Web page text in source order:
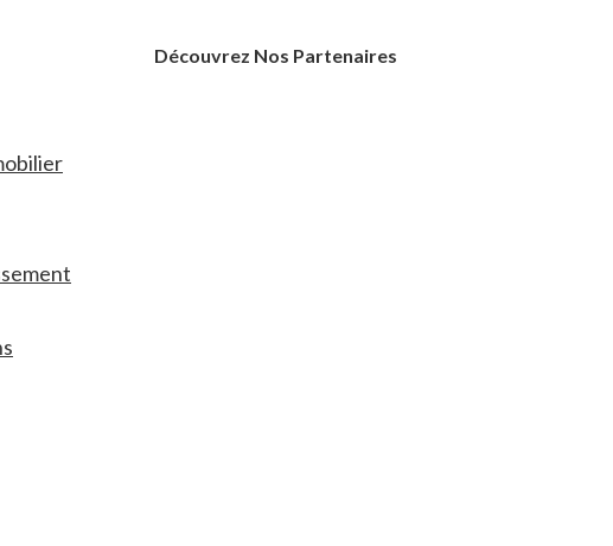
Découvrez Nos Partenaires